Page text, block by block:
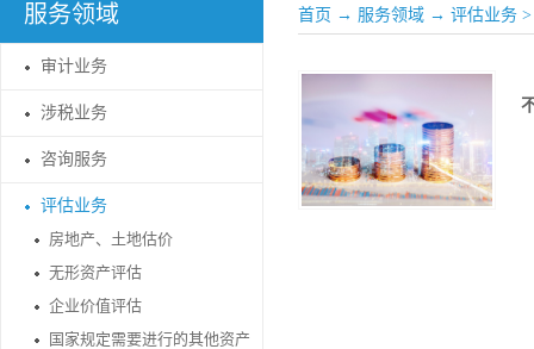
服务领域
审计业务
涉税业务
咨询服务
评估业务
房地产、土地估价
无形资产评估
企业价值评估
国家规定需要进行的其他资产
首页 → 服务领域 → 评估业务